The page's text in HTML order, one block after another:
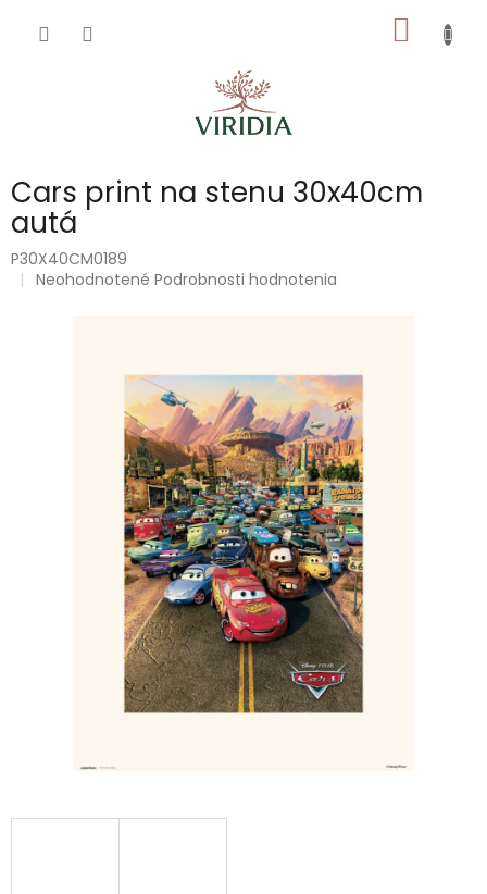
KOŠÍK
Cars print na stenu 30x40cm
autá
P30X40CM0189
Priemerné
Neohodnotené Podrobnosti hodnotenia